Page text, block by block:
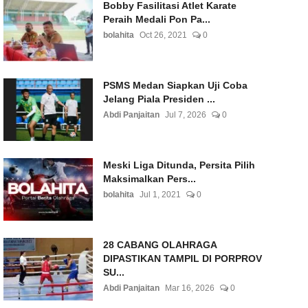
Bobby Fasilitasi Atlet Karate
Peraih Medali Pon Pa...
bolahita Oct 26, 2021 0
PSMS Medan Siapkan Uji Coba
Jelang Piala Presiden ...
Abdi Panjaitan Jul 7, 2026 0
Meski Liga Ditunda, Persita Pilih
Maksimalkan Pers...
bolahita Jul 1, 2021 0
28 CABANG OLAHRAGA
DIPASTIKAN TAMPIL DI PORPROV
SU...
Abdi Panjaitan Mar 16, 2026 0